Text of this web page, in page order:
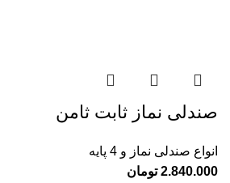
صندلی نماز ثابت ثامن
انواع صندلی نماز و 4 پایه
2.840.000 تومان